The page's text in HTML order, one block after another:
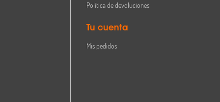
Política de devoluciones
Tu cuenta
Mis pedidos